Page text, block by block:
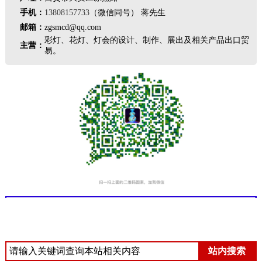
手机： 13808157733（微信同号） 蒋先生
邮箱： zgsmcd@qq.com
主营：
彩灯、花灯、灯会的设计、制作、展出及相关产品出口贸
易。